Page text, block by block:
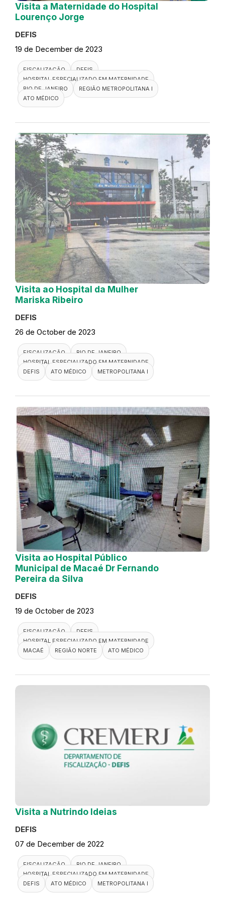
Visita a Maternidade do Hospital
Lourenço Jorge
DEFIS
19 de December de 2023
FISCALIZAÇÃO
DEFIS
HOSPITAL ESPECIALIZADO EM MATERNIDADE
RIO DE JANEIRO
REGIÃO METROPOLITANA I
ATO MÉDICO
Visita ao Hospital da Mulher
Mariska Ribeiro
DEFIS
26 de October de 2023
FISCALIZAÇÃO
RIO DE JANEIRO
HOSPITAL ESPECIALIZADO EM MATERNIDADE
DEFIS
ATO MÉDICO METROPOLITANA I
Visita ao Hospital Público
Municipal de Macaé Dr Fernando
Pereira da Silva
DEFIS
19 de October de 2023
FISCALIZAÇÃO
DEFIS
HOSPITAL ESPECIALIZADO EM MATERNIDADE
MACAÉ
REGIÃO NORTE ATO MÉDICO
Visita a Nutrindo Ideias
DEFIS
07 de December de 2022
FISCALIZAÇÃO
RIO DE JANEIRO
HOSPITAL ESPECIALIZADO EM MATERNIDADE
DEFIS
ATO MÉDICO METROPOLITANA I